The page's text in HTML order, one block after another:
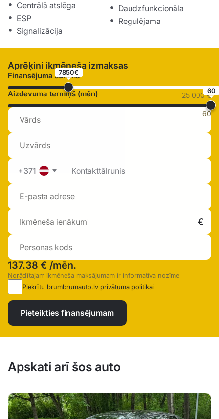
Centrālā atslēga
ESP
Signalizācija
Daudzfunkcionāla
Regulējama
Aprēķini ikmēneša izmaksas
Finansējuma summa
7850€
25 000 €
Aizdevuma termiņš (mēn) 60
60
+371
137.38 € /mēn.
Norādītajam ikmēneša maksājumam ir informatīva nozīme
Piekrītu brumbrumauto.lv privātuma politikai
Pieteikties finansējumam
Apskati arī šos auto